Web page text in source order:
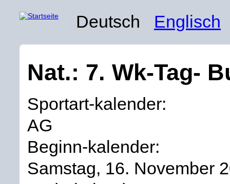
Deutsch Englisch
Nat.: 7. Wk-Tag-
Sportart-kalender:
AG
Beginn-kalender:
Samstag, 16. November